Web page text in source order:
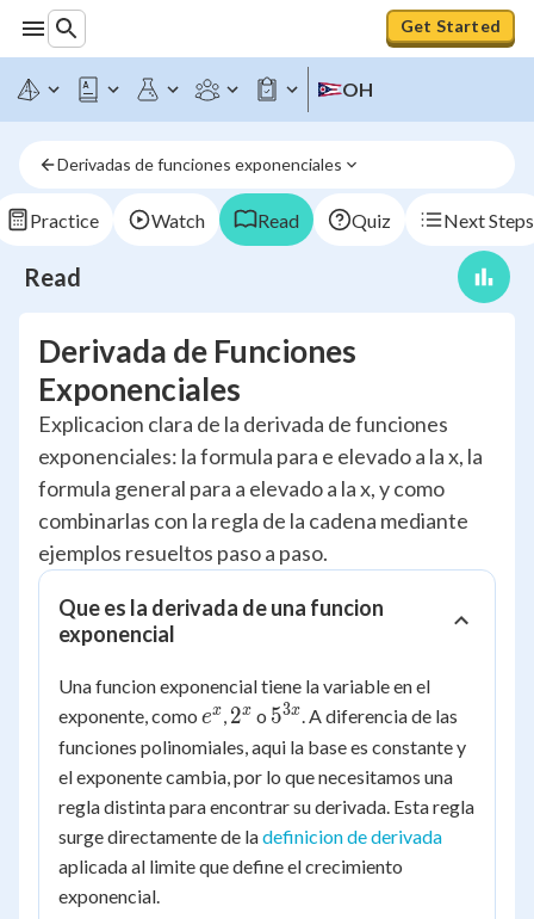
Get Started
OH
Derivadas de funciones exponenciales
Practice Watch Read Quiz Next Steps
Read
Derivada de Funciones
Exponenciales
Explicacion clara de la derivada de funciones
exponenciales: la formula para e elevado a la x, la
formula general para a elevado a la x, y como
combinarlas con la regla de la cadena mediante
ejemplos resueltos paso a paso.
Que es la derivada de una funcion
exponencial
Una funcion exponencial tiene la variable en el
exponente, como e^x
ex, 2^x
2x o 5^{3x}
53x. A diferencia de las
funciones polinomiales, aqui la base es constante y
el exponente cambia, por lo que necesitamos una
regla distinta para encontrar su derivada. Esta regla
surge directamente de ladefinicion de derivada
aplicada al limite que define el crecimiento
exponencial.